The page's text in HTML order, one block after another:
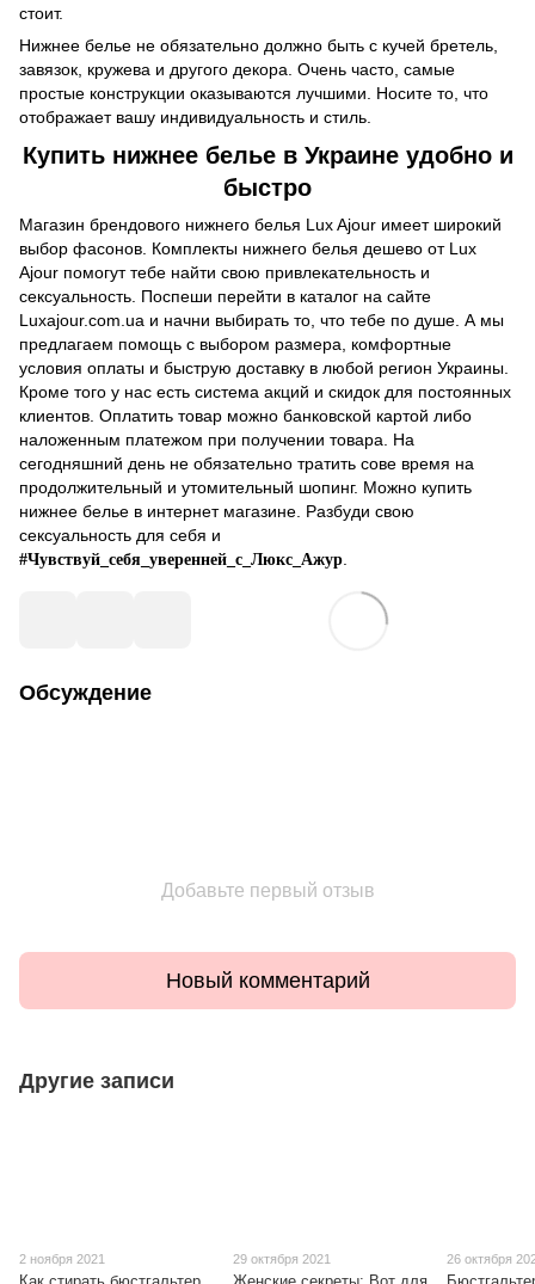
стоит.
Нижнее белье не обязательно должно быть с кучей бретель,
завязок, кружева и другого декора. Очень часто, самые
простые конструкции оказываются лучшими. Носите то, что
отображает вашу индивидуальность и стиль.
Купить нижнее белье в Украине удобно и
быстро
Магазин брендового нижнего белья Lux Ajour имеет широкий
выбор фасонов. Комплекты нижнего белья дешево от Lux
Ajour помогут тебе найти свою привлекательность и
сексуальность. Поспеши перейти в каталог на сайте
Luxajour.com.ua и начни выбирать то, что тебе по душе. А мы
предлагаем помощь с выбором размера, комфортные
условия оплаты и быструю доставку в любой регион Украины.
Кроме того у нас есть система акций и скидок для постоянных
клиентов. Оплатить товар можно банковской картой либо
наложенным платежом при получении товара. На
сегодняшний день не обязательно тратить сове время на
продолжительный и утомительный шопинг. Можно купить
нижнее белье в интернет магазине. Разбуди свою
сексуальность для себя и
#Чувствуй_себя_уверенней_с_Люкс_Ажур.
Обсуждение
Добавьте первый отзыв
Новый комментарий
Другие записи
2 ноября 2021 29 октября 2021 26 октября